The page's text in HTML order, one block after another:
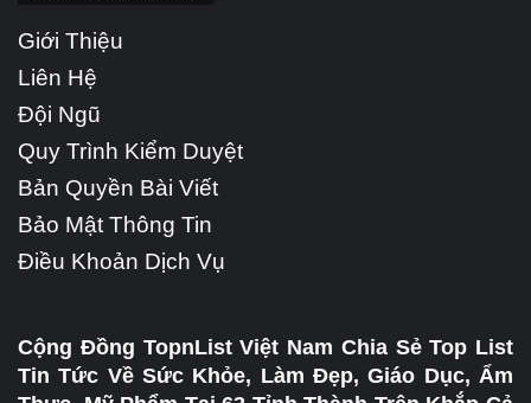
Giới Thiệu
Liên Hệ
Đội Ngũ
Quy Trình Kiểm Duyệt
Bản Quyền Bài Viết
Bảo Mật Thông Tin
Điều Khoản Dịch Vụ
Cộng Đồng TopnList Việt Nam Chia Sẻ Top List
Tin Tức Về Sức Khỏe, Làm Đẹp, Giáo Dục, Ẩm